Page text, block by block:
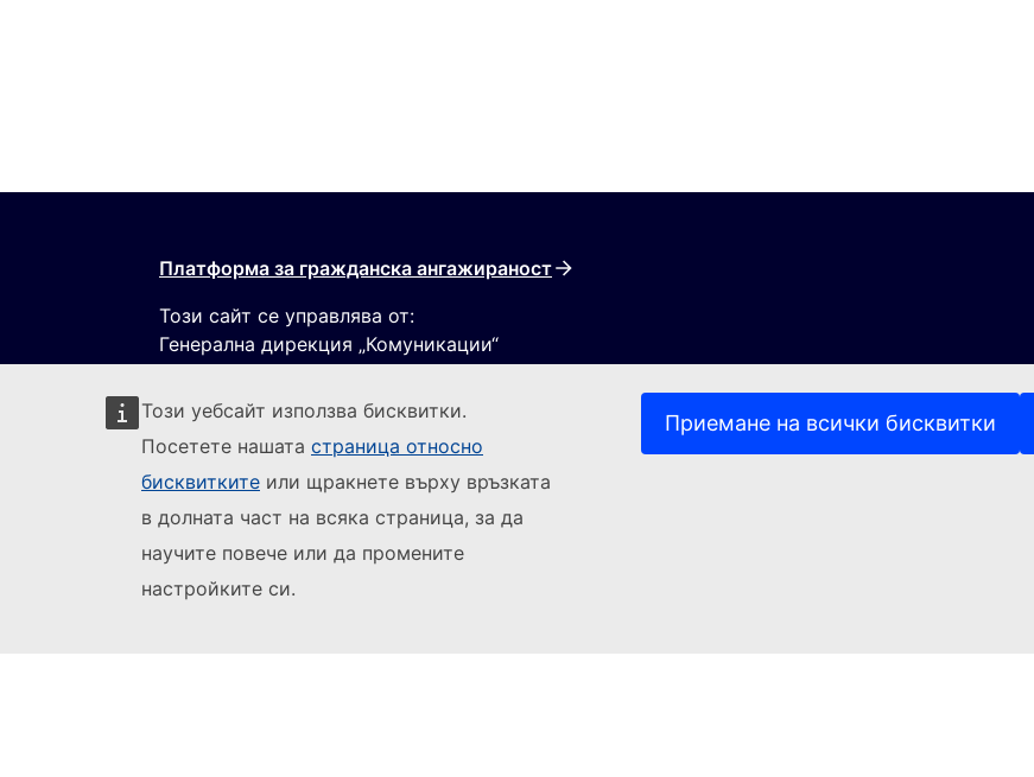
Този уебсайт използва бисквитки.
Посетете нашата страница относно
бисквитките или щракнете върху връзката
в долната част на всяка страница, за да
научите повече или да промените
настройките си.
Приемане на всички бисквитки
Платформа за гражданска ангажираност
Този сайт се управлява от:
Генерална дирекция „Комуникации“
Sledujte Evropskou komisi
Докладване на ИТ уязвимост